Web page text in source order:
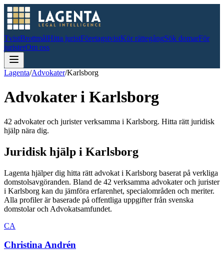
TvistBrottmålHitta juristFöretagstvistKör rättegångSök domarFör
juristerOm oss
Lagenta/Advokater/Karlsborg
Advokater i Karlsborg
42 advokater och jurister verksamma i Karlsborg. Hitta rätt juridisk
hjälp nära dig.
Juridisk hjälp i Karlsborg
Lagenta hjälper dig hitta rätt advokat i Karlsborg baserat på verkliga
domstolsavgöranden. Bland de 42 verksamma advokater och jurister
i Karlsborg kan du jämföra erfarenhet, specialområden och meriter.
Alla profiler är baserade på offentliga uppgifter från svenska
domstolar och Advokatsamfundet.
CA
Christina Andrén